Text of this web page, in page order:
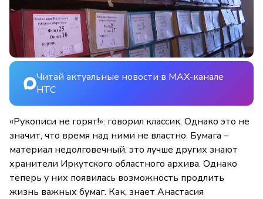
Читай актуальные новости в MAX-канале
НТС
«Рукописи не горят!»: говорил классик. Однако это не
значит, что время над ними не властно. Бумага –
материал недолговечный, это лучше других знают
хранители Иркутского областного архива. Однако
теперь у них появилась возможность продлить
жизнь важных бумаг. Как, знает Анастасия